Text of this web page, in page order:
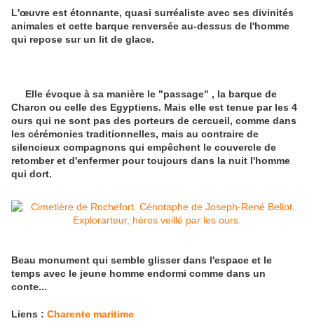
L'œuvre est étonnante, quasi surréaliste avec ses divinités
animales et cette barque renversée au-dessus de l'homme
qui repose sur un lit de glace.
Elle évoque à sa manière le "passage" , la barque de
Charon ou celle des Egyptiens. Mais elle est tenue par les 4
ours qui ne sont pas des porteurs de cercueil, comme dans
les cérémonies traditionnelles, mais au contraire de
silencieux compagnons qui empêchent le couvercle de
retomber et d'enfermer pour toujours dans la nuit l'homme
qui dort.
Beau monument qui semble glisser dans l'espace et le
temps avec le jeune homme endormi comme dans un
conte...
Liens : Charente maritime